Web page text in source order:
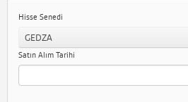
Hisse Senedi
GEDZA
Satın Alım Tarihi